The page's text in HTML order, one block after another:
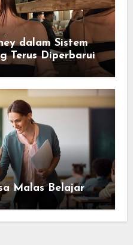
dalam Sistem
Terus Diperbarui
Malas Belajar